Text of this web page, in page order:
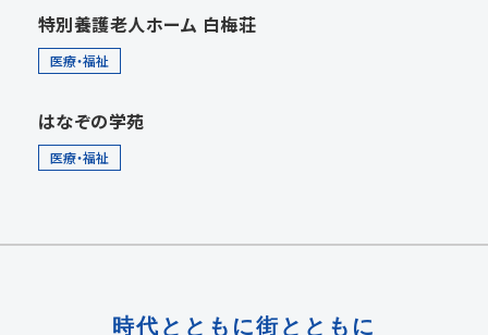
特別養護老人ホーム 白梅荘
医療・福祉
はなぞの学苑
医療・福祉
時代とともに街とともに